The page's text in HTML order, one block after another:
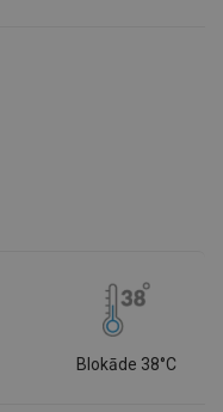
Blokāde 38°C